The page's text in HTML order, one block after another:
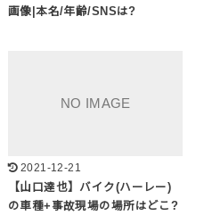
画像|本名/年齢/SNSは?
2021-12-21
【山口達也】バイク(ハーレー)
の車種+事故現場の場所はどこ?